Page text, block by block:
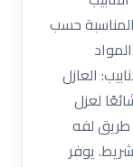
حسب
العازل
لعزل
طريق لفه
يوفر